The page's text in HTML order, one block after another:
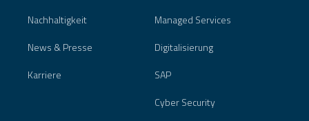
Nachhaltigkeit
News & Presse
Karriere
Managed Services
Digitalisierung
SAP
Cyber Security